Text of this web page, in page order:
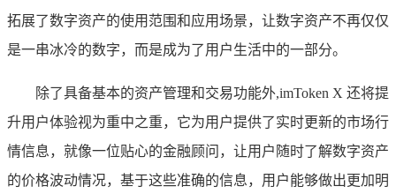
拓展了数字资产的使用范围和应用场景，让数字资产不再仅仅
是一串冰冷的数字，而是成为了用户生活中的一部分。
除了具备基本的资产管理和交易功能外,imToken X 还将提
升用户体验视为重中之重，它为用户提供了实时更新的市场行
情信息，就像一位贴心的金融顾问，让用户随时了解数字资产
的价格波动情况，基于这些准确的信息，用户能够做出更加明